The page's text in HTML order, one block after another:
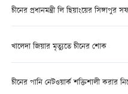
চীনের প্রধানমন্ত্রী লি ছিয়াংয়ের সিঙ্গাপুর
খালেদা জিয়ার মৃত্যুতে চীনের শোক
চীনের পানি নেটওয়ার্ক শক্তিশালী করার